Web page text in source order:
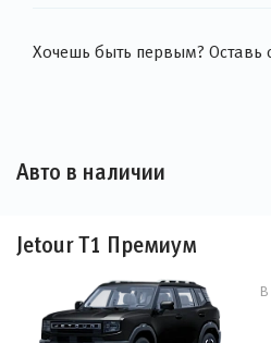
Хочешь быть первым? Оставь
Авто в наличии
Jetour T1 Премиум
В